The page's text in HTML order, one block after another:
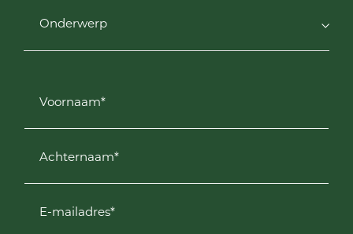
Onderwerp
Voornaam*
Achternaam*
E-mailadres*